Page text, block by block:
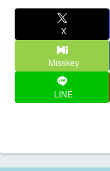
X
Misskey
LINE